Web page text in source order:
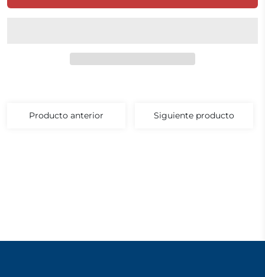
Producto anterior Siguiente producto